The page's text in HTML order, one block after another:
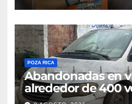
POZA RICA
Abandonadas en
alrededor de 400